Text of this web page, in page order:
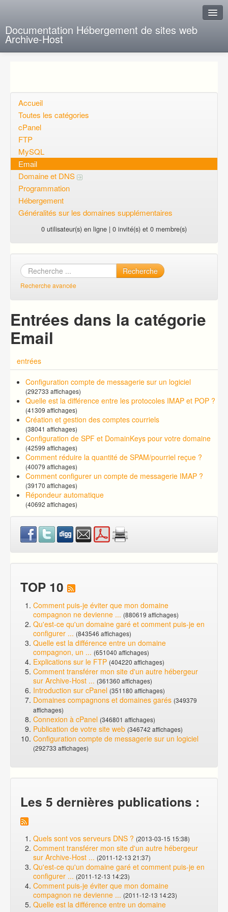
Documentation Hébergement de sites web
Archive-Host
Questions ouvertes
Voulez-vous vous inscrire?
Connexion
Accueil
Toutes les catégories
cPanel
FTP
MySQL
Email
Domaine et DNS
Programmation
Hébergement
Généralités sur les domaines supplémentaires
0 utilisateur(s) en ligne | 0 invité(s) et 0 membre(s)
Recherche
Recherche avancée
Entrées dans la catégorie
Email
entrées
Configuration compte de messagerie sur un logiciel
(292733 affichages)
Quelle est la différence entre les protocoles IMAP et POP ?
(41309 affichages)
Création et gestion des comptes courriels
(38041 affichages)
Configuration de SPF et DomainKeys pour votre domaine
(42599 affichages)
Comment réduire la quantité de SPAM/pourriel reçue ?
(40079 affichages)
Comment configurer un compte de messagerie IMAP ?
(39170 affichages)
Répondeur automatique
(40692 affichages)
TOP 10
Comment puis-je éviter que mon domaine
compagnon ne devienne ... (880619 affichages)
Qu'est-ce qu'un domaine garé et comment puis-je en
configurer ... (843546 affichages)
Quelle est la différence entre un domaine
compagnon, un ... (651040 affichages)
Explications sur le FTP (404220 affichages)
Comment transférer mon site d'un autre hébergeur
sur Archive-Host ... (361360 affichages)
Introduction sur cPanel (351180 affichages)
Domaines compagnons et domaines garés (349379
affichages)
Connexion à cPanel (346801 affichages)
Publication de votre site web (346742 affichages)
Configuration compte de messagerie sur un logiciel
(292733 affichages)
Les 5 dernières publications :
Quels sont vos serveurs DNS ? (2013-03-15 15:38)
Comment transférer mon site d'un autre hébergeur
sur Archive-Host ... (2011-12-13 21:37)
Qu'est-ce qu'un domaine garé et comment puis-je en
configurer ... (2011-12-13 14:23)
Comment puis-je éviter que mon domaine
compagnon ne devienne ... (2011-12-13 14:23)
Quelle est la différence entre un domaine